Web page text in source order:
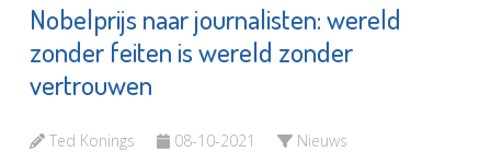
Nobelprijs naar journalisten: wereld
zonder feiten is wereld zonder
vertrouwen
Ted Konings 08-10-2021 Nieuws